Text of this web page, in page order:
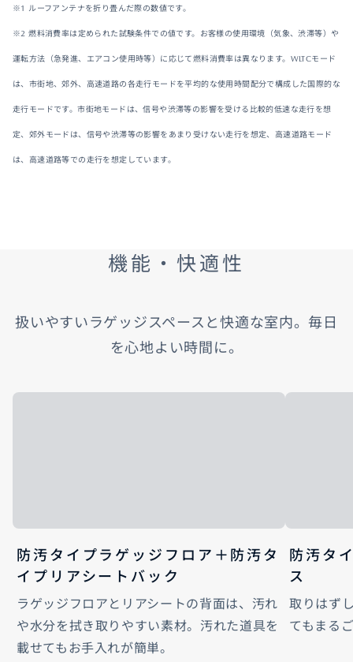
※1 ルーフアンテナを折り畳んだ際の数値です。
※2 燃料消費率は定められた試験条件での値です。お客様の使用環境（気象、渋滞等）や
運転方法（急発進、エアコン使用時等）に応じて燃料消費率は異なります。WLTCモード
は、市街地、郊外、高速道路の各走行モードを平均的な使用時間配分で構成した国際的な
走行モードです。市街地モードは、信号や渋滞等の影響を受ける比較的低速な走行を想
定、郊外モードは、信号や渋滞等の影響をあまり受けない走行を想定、高速道路モード
は、高速道路等での走行を想定しています。
機能・快適性
扱いやすいラゲッジスペースと快適な室内。毎日
を心地よい時間に。
防汚タイプラゲッジフロア＋防汚タ
イプリアシートバック
ラゲッジフロアとリアシートの背面は、汚れ
や水分を拭き取りやすい素材。汚れた道具を
載せてもお手入れが簡単。
防汚タ
ス
取りはず
てもまる